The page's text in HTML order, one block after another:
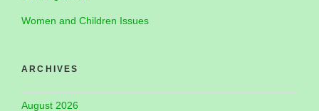
Women and Children Issues
ARCHIVES
August 2026